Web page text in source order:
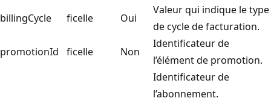
billingCycle
ficelle Oui
Valeur qui indique le type
de cycle de facturation.
promotionId
ficelle Non
Identificateur de
l’élément de promotion.
Identificateur de
l’abonnement.